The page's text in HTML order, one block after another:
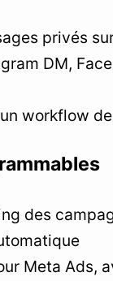
privés
DM,
workflow
des
Meta Ads,